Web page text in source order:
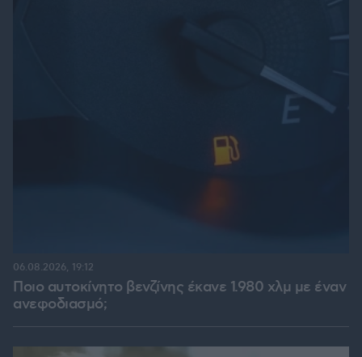
Ποιο αυτοκίνητο βενζίνης έκανε 1.980 χλμ με έναν
ανεφοδιασμό;
06.08.2026, 19:12